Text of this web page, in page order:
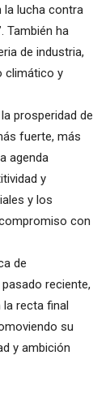
la lucha contra
También ha
de industria,
climático y
prosperidad de
fuerte, más
agenda
y
y los
con
de
reciente,
la recta final
su
y ambición